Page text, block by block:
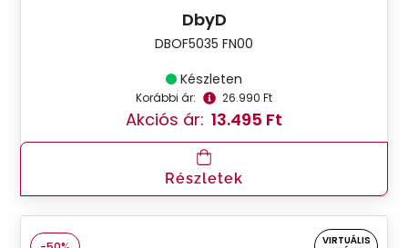
DbyD
DBOF5035 FN00
Készleten
Korábbi ár: 26.990 Ft
Akciós ár: 13.495 Ft
Részletek
VIRTUÁLIS